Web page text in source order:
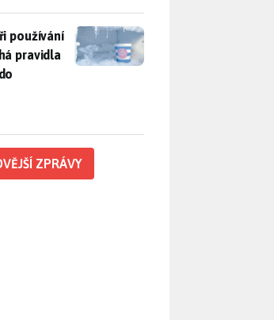
používání lednice. Jednoduchá pravidla
používání
pravidla
ZPRÁVY